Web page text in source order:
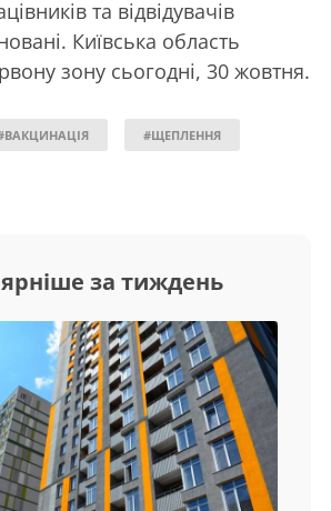
та відвідувачів
Київська область
зону сьогодні, 30 жовтня.
#ЩЕПЛЕННЯ
за тиждень